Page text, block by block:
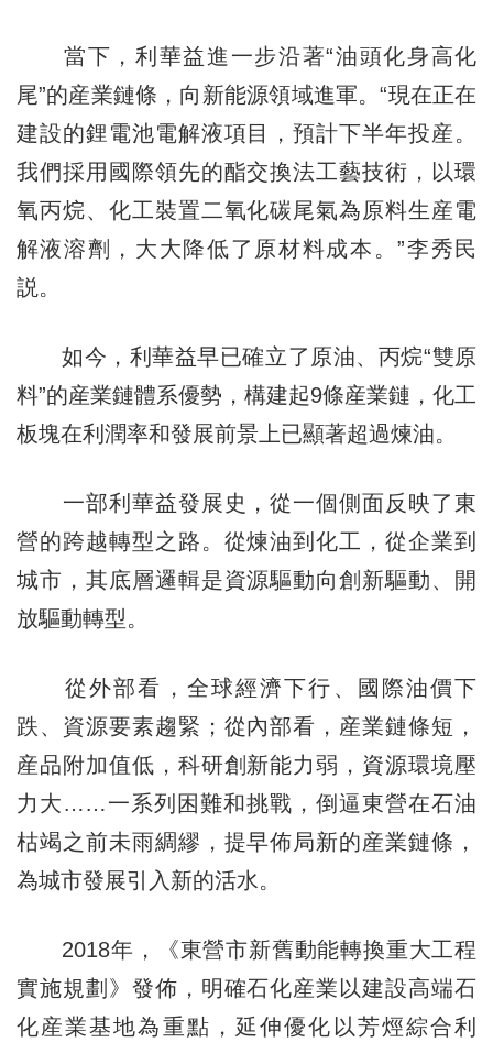
當下，利華益進一步沿著“油頭化身高化
尾”的産業鏈條，向新能源領域進軍。“現在正在
建設的鋰電池電解液項目，預計下半年投産。
我們採用國際領先的酯交換法工藝技術，以環
氧丙烷、化工裝置二氧化碳尾氣為原料生産電
解液溶劑，大大降低了原材料成本。”李秀民
説。
如今，利華益早已確立了原油、丙烷“雙原
料”的産業鏈體系優勢，構建起9條産業鏈，化工
板塊在利潤率和發展前景上已顯著超過煉油。
一部利華益發展史，從一個側面反映了東
營的跨越轉型之路。從煉油到化工，從企業到
城市，其底層邏輯是資源驅動向創新驅動、開
放驅動轉型。
從外部看，全球經濟下行、國際油價下
跌、資源要素趨緊；從內部看，産業鏈條短，
産品附加值低，科研創新能力弱，資源環境壓
力大……一系列困難和挑戰，倒逼東營在石油
枯竭之前未雨綢繆，提早佈局新的産業鏈條，
為城市發展引入新的活水。
2018年，《東營市新舊動能轉換重大工程
實施規劃》發佈，明確石化産業以建設高端石
化産業基地為重點，延伸優化以芳烴綜合利